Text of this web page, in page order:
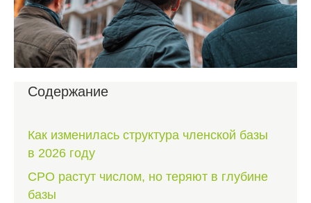
Содержание
Как изменилась структура членской базы
в 2026 году
СРО растут числом, но теряют в глубине
базы